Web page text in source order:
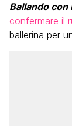
Ballando con
confermare il
ballerina per